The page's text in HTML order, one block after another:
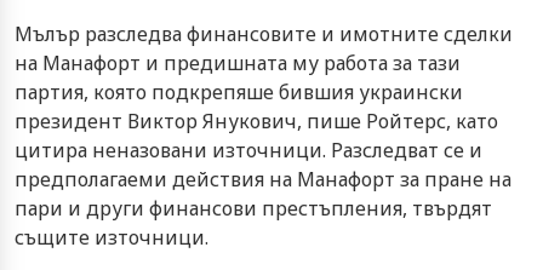
Мълър разследва финансовите и имотните сделки
на Манафорт и предишната му работа за тази
партия, която подкрепяше бившия украински
президент Виктор Янукович, пише Ройтерс, като
цитира неназовани източници. Разследват се и
предполагаеми действия на Манафорт за пране на
пари и други финансови престъпления, твърдят
същите източници.